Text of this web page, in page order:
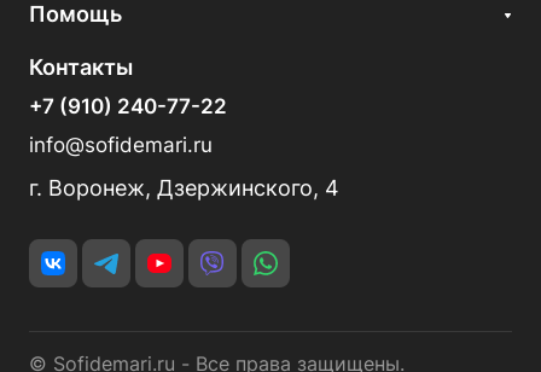
Помощь
Контакты
+7 (910) 240-77-22
info@sofidemari.ru
г. Воронеж, Дзержинского, 4
© Sofidemari.ru - Все права защищены.